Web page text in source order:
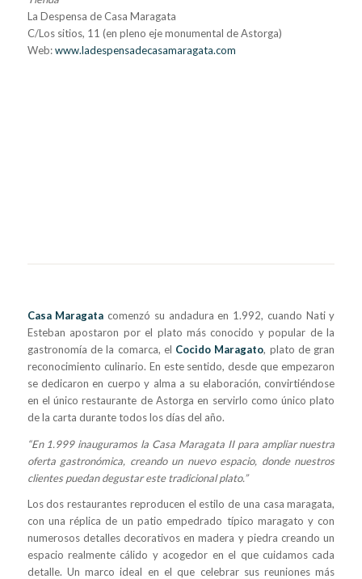
La Despensa de Casa Maragata
C/Los sitios, 11 (en pleno eje monumental de Astorga)
Web:www.ladespensadecasamaragata.com
Casa Maragata comenzó su andadura en 1.992, cuando Nati y
Esteban apostaron por el plato más conocido y popular de la
gastronomía de la comarca, el Cocido Maragato, plato de gran
reconocimiento culinario. En este sentido, desde que empezaron
se dedicaron en cuerpo y alma a su elaboración, convirtiéndose
en el único restaurante de Astorga en servirlo como único plato
de la carta durante todos los días del año.
“En 1.999 inauguramos la Casa Maragata II para ampliar nuestra
oferta gastronómica, creando un nuevo espacio, donde nuestros
clientes puedan degustar este tradicional plato.”
Los dos restaurantes reproducen el estilo de una casa maragata,
con una réplica de un patio empedrado típico maragato y con
numerosos detalles decorativos en madera y piedra creando un
espacio realmente cálido y acogedor en el que cuidamos cada
detalle. Un marco ideal en el que celebrar sus reuniones más